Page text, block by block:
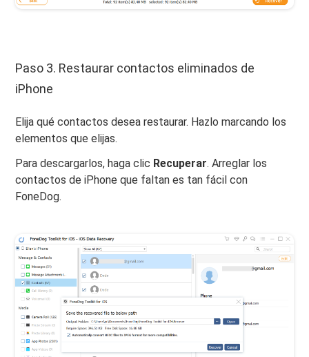
Paso 3. Restaurar contactos eliminados de
iPhone
Elija qué contactos desea restaurar. Hazlo marcando los
elementos que elijas.
Para descargarlos, haga clic Recuperar. Arreglar los
contactos de iPhone que faltan es tan fácil con
FoneDog.